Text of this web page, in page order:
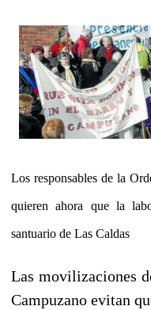
Los responsables de la
quieren ahora que la
santuario de Las Caldas
Las movilizaciones
Campuzano evitan